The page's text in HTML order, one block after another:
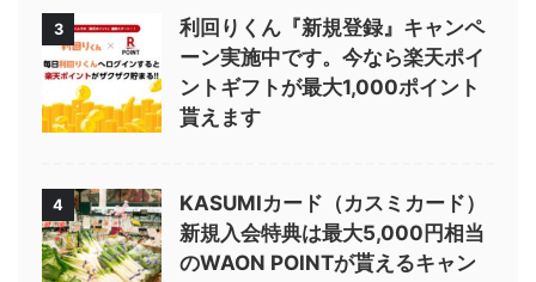
3
利回りくん『新規登録』キャンペ
ーン実施中です。今なら楽天ポイ
ントギフトが最大1,000ポイント
貰えます
4
KASUMIカード（カスミカード）
新規入会特典は最大5,000円相当
のWAON POINTが貰えるキャン